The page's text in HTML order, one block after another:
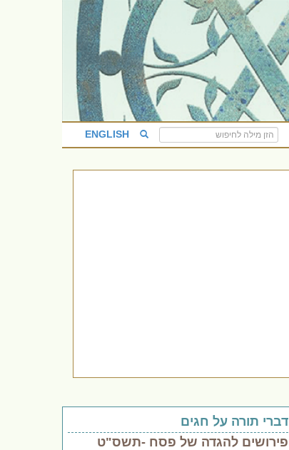
ENGLISH
דברי תורה על חגים
פירושים להגדה של פסח -תשס"ט